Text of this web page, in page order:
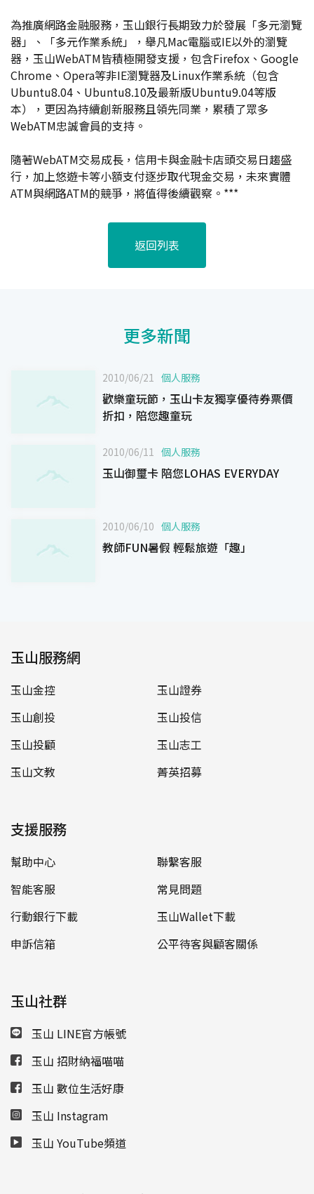
為推廣網路金融服務，玉山銀行長期致力於發展「多元瀏覽
器」、「多元作業系統」，舉凡Mac電腦或IE以外的瀏覽
器，玉山WebATM皆積極開發支援，包含Firefox、Google
Chrome、Opera等非IE瀏覽器及Linux作業系統（包含
Ubuntu8.04、Ubuntu8.10及最新版Ubuntu9.04等版
本），更因為持續創新服務且領先同業，累積了眾多
WebATM忠誠會員的支持。
隨著WebATM交易成長，信用卡與金融卡店頭交易日趨盛
行，加上悠遊卡等小額支付逐步取代現金交易，未來實體
ATM與網路ATM的競爭，將值得後續觀察。***
返回列表
更多新聞
2010/06/21 個人服務
歡樂童玩節，玉山卡友獨享優待券票價
折扣，陪您趣童玩
2010/06/11 個人服務
玉山御璽卡 陪您LOHAS EVERYDAY
2010/06/10 個人服務
教師FUN暑假 輕鬆旅遊「趣」
玉山服務網
玉山金控
玉山證券
玉山創投
玉山投信
玉山投顧
玉山志工
玉山文教
菁英招募
支援服務
幫助中心
聯繫客服
智能客服
常見問題
行動銀行下載
玉山Wallet下載
申訴信箱
公平待客與顧客關係
玉山社群
玉山 LINE官方帳號
玉山 招財納福喵喵
玉山 數位生活好康
玉山 Instagram
玉山 YouTube頻道